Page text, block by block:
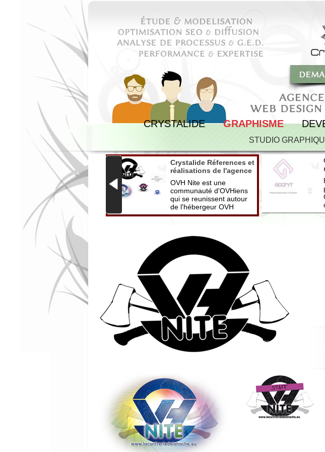
CRYSTALIDE GRAPHISME
STUDIO
Crystalide Réferences et
réalisations logo et
tampon Isaus Peintre et
Isaus est peintre en
décors et patrimoine du
bâtiment, et souhaitait un
logo à tamponner
Crystalide Réferences et
réalisations de l'agence
web avec le logo OVH
Nite
OVH Nite est une
communauté d'OVHiens
qui se reunissent autour
de l'hébergeur OVH